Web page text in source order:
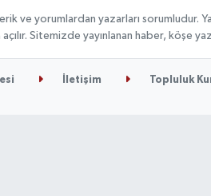
ve yorumlardan yazarları sorumludur.
açılır. Sitemizde yayınlanan haber, köşe
İletişim Topluluk